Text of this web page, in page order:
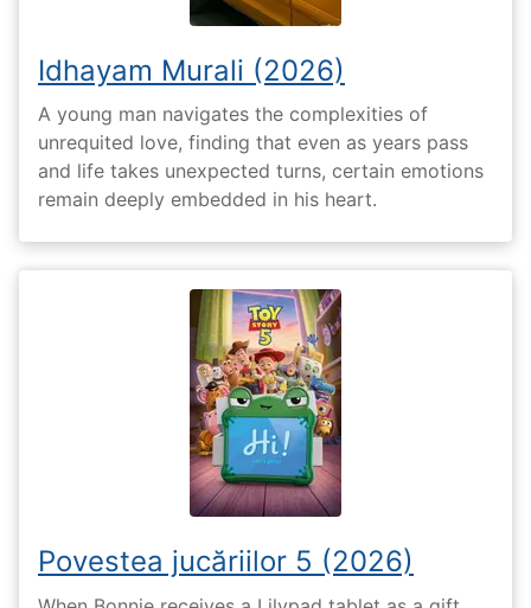
Idhayam Murali (2026)
A young man navigates the complexities of
unrequited love, finding that even as years pass
and life takes unexpected turns, certain emotions
remain deeply embedded in his heart.
Povestea jucăriilor 5 (2026)